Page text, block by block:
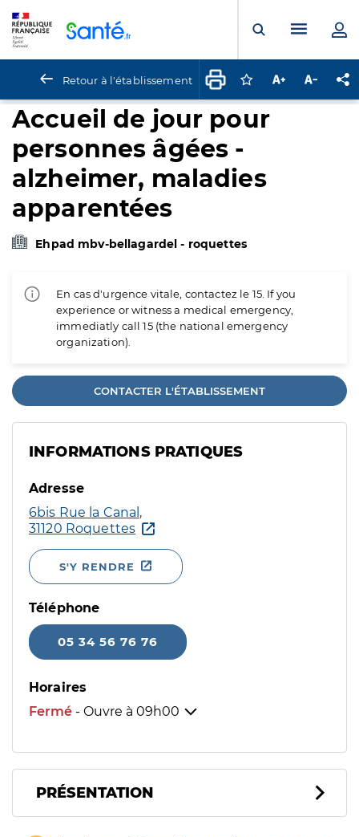
Ouvrir laMenu
Retour à l'établissement Connectez-vous
Augmenter la
Accueil de jour pour
personnes âgées -
alzheimer, maladies
apparentées
Ehpad mbv-bellagardel - roquettes
En cas d'urgence vitale, contactez le 15. If you
experience or witness a medical emergency,
immediatly call 15 (the national emergency
organization).
CONTACTER L'ÉTABLISSEMENT
INFORMATIONS PRATIQUES
Adresse
6bis Rue la Canal,
31120 Roquettes
S'Y RENDRE
Téléphone
05 34 56 76 76
Horaires
Fermé - Ouvre à 09h00
PRÉSENTATION